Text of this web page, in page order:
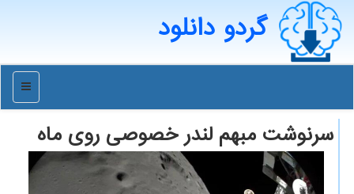
گردو دانلود
منو
سرنوشت مبهم لندر خصوصی روی ماه